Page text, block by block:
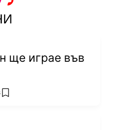
ще играе във
add favorites